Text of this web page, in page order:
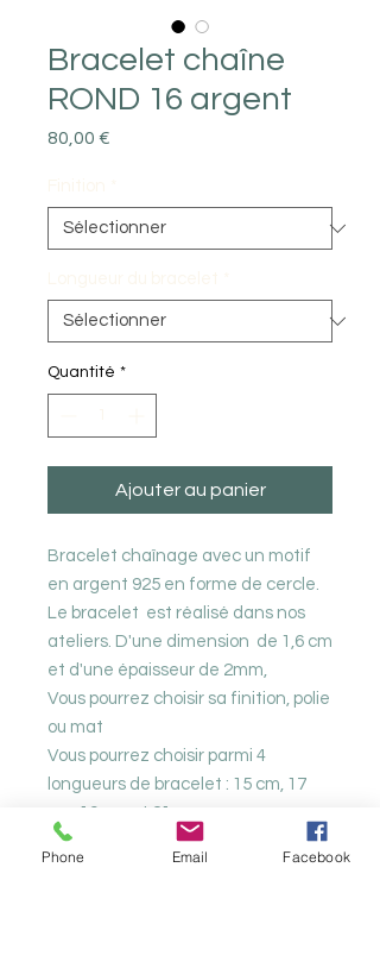
Bracelet chaîne
ROND 16 argent
80,00 €
Quantité *
Ajouter au panier
Bracelet chaînage avec un motif
en argent 925 en forme de cercle.
Le bracelet est réalisé dans nos
ateliers. D'une dimension de 1,6 cm
et d'une épaisseur de 2mm,
Vous pourrez choisir sa finition, polie
ou mat
Vous pourrez choisir parmi 4
longueurs de bracelet : 15 cm, 17
cm, 19 cm et 21 cm.
Poids : 5,33 grammes
Phone Email Facebook